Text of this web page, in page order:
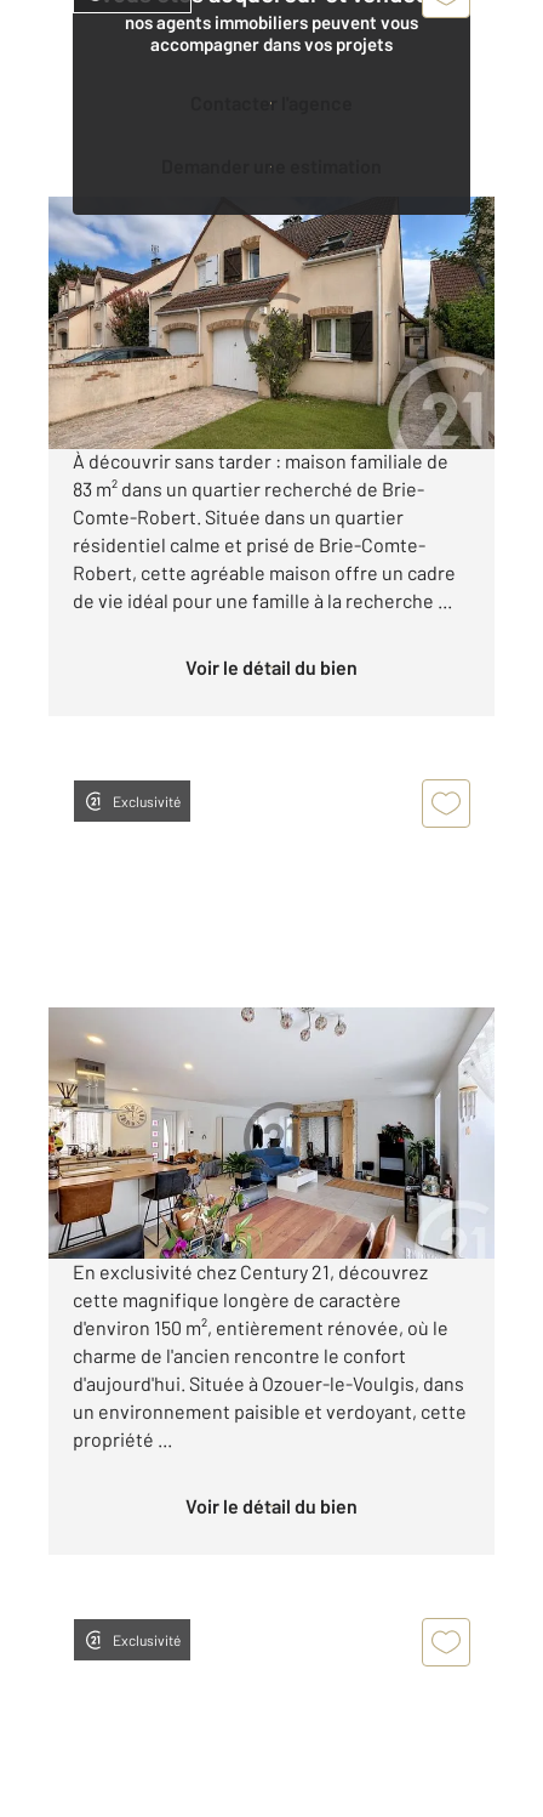
nos agents immobiliers peuvent vous
accompagner dans vos projets
Contacter l'agence
Demander une estimation
BRIE COMTE ROBERT 77
82,67 m2, 5 pièces
Ref : 24901
Maison à vendre
294 000 €
Visiter le site dédié
À découvrir sans tarder : maison familiale de
83 m² dans un quartier recherché de Brie-
Comte-Robert. Située dans un quartier
résidentiel calme et prisé de Brie-Comte-
Robert, cette agréable maison offre un cadre
de vie idéal pour une famille à la recherche ...
Voir le détail du bien
Exclusivité
OZOUER LE VOULGIS 77
150 m
, 6 pièces
Ref : 24768
Maison à vendre
362 500 €
Visiter le site dédié
En exclusivité chez Century 21, découvrez
cette magnifique longère de caractère
d'environ 150 m², entièrement rénovée, où le
charme de l'ancien rencontre le confort
d'aujourd'hui. Située à Ozouer-le-Voulgis, dans
un environnement paisible et verdoyant, cette
propriété ...
Voir le détail du bien
Exclusivité